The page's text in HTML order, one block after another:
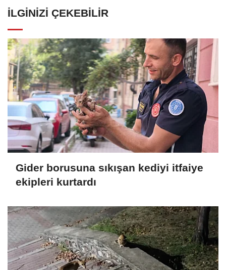
İLGINIZI ÇEKEBILIR
Gider borusuna sıkışan kediyi itfaiye
ekipleri kurtardı